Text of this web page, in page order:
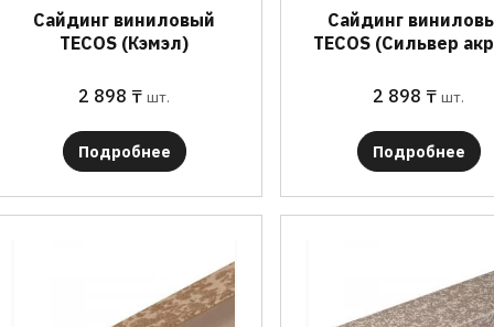
Сайдинг виниловый
TECOS (Кэмэл)
2 898 ₸ шт.
Подробнее
Сайдинг
TECOS (Сильвер
2 898 ₸ шт.
Подробнее